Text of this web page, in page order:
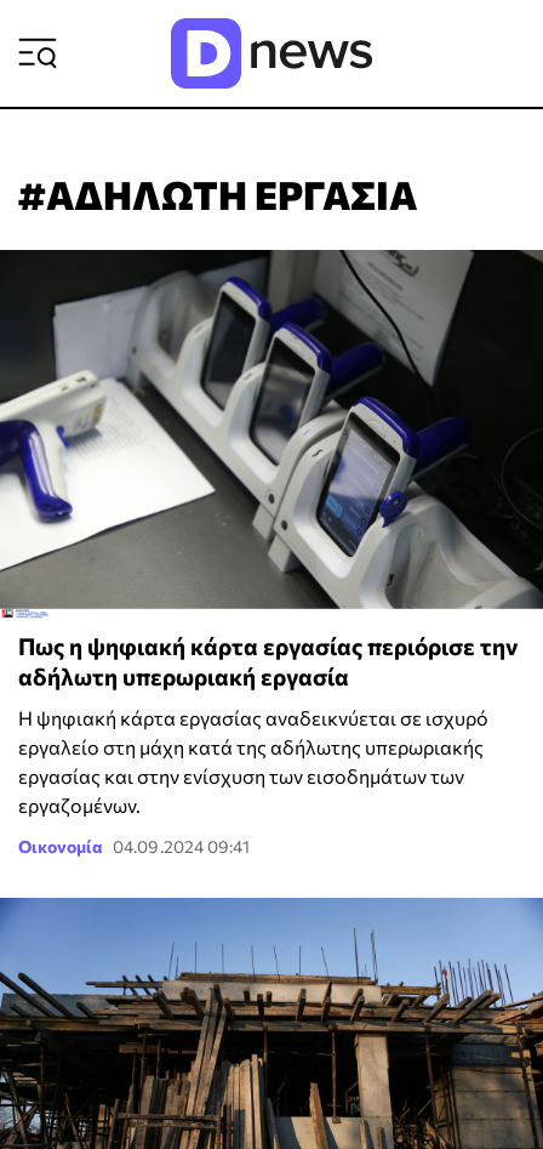
#ΑΔΗΛΩΤΗ ΕΡΓΑΣΙΑ
Πως η ψηφιακή κάρτα εργασίας περιόρισε την
αδήλωτη υπερωριακή εργασία
Η ψηφιακή κάρτα εργασίας αναδεικνύεται σε ισχυρό
εργαλείο στη μάχη κατά της αδήλωτης υπερωριακής
εργασίας και στην ενίσχυση των εισοδημάτων των
εργαζομένων.
Οικονομία 04.09.2024 09:41